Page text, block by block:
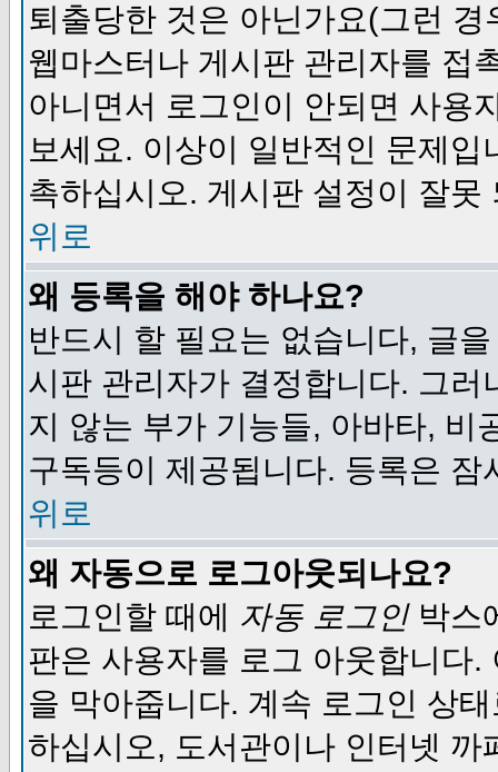
퇴출당한 것은 아닌가요(그런
웹마스터나 게시판 관리자를 접
아니면서 로그인이 안되면 사용
보세요. 이상이 일반적인 문제
촉하십시오. 게시판 설정이 잘못
위로
왜 등록을 해야 하나요?
반드시 할 필요는 없습니다, 글
시판 관리자가 결정합니다. 그
지 않는 부가 기능들, 아바타, 비
구독등이 제공됩니다. 등록은
위로
왜 자동으로 로그아웃되나요?
로그인할 때에 자동 로그인박스
판은 사용자를 로그 아웃합니다
을 막아줍니다. 계속 로그인 상
하십시오, 도서관이나 인터넷